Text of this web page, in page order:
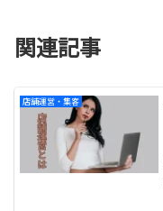
関連記事
店舗運営・集客